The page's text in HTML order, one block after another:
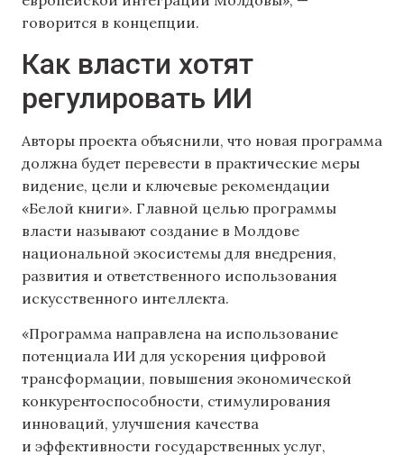
говорится в концепции.
Как власти хотят
регулировать ИИ
Авторы проекта объяснили, что новая программа
должна будет перевести в практические меры
видение, цели и ключевые рекомендации
«Белой книги». Главной целью программы
власти называют создание в Молдове
национальной экосистемы для внедрения,
развития и ответственного использования
искусственного интеллекта.
«Программа направлена на использование
потенциала ИИ для ускорения цифровой
трансформации, повышения экономической
конкурентоспособности, стимулирования
инноваций, улучшения качества
и эффективности государственных услуг,